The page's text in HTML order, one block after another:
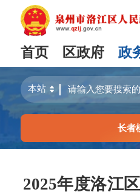
首页 区政府 政
长者
2025年度洛江